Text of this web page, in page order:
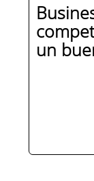
un